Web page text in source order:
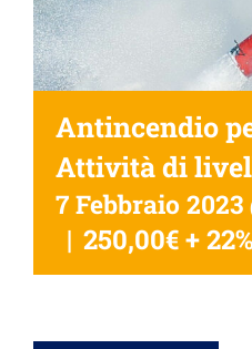
Antincendio
Attività di
7 Febbraio 2023
| 250,00€ +